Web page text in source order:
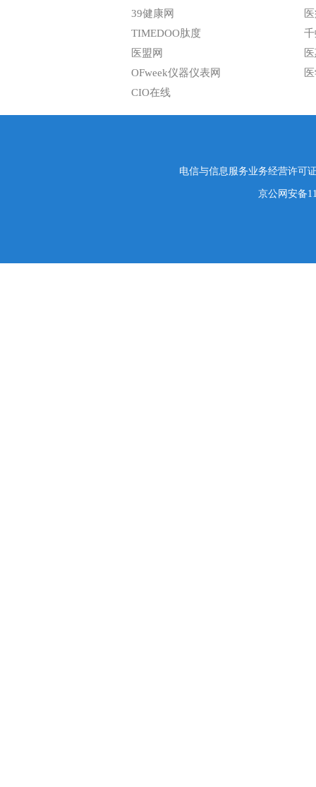
39健康网
TIMEDOO肽度
医盟网
OFweek仪器仪表网
CIO在线
电信与信息服务业务经营许可
京公网安备